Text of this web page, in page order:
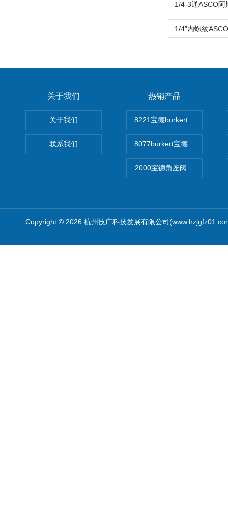
关于我们
关于我们
联系我们
热销产品
8221宝德burkert电导率探头
8077burkert宝德椭圆齿轮脉
2000宝德角座阀德国宝帝
Copyright © 2026 杭州技广科技发展有限公司